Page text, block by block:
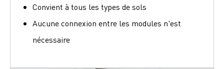
Convient à tous les types de sols
Aucune connexion entre les modules n'est
nécessaire